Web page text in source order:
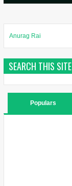
Anurag Rai
SEARCH THIS SITE
Populars